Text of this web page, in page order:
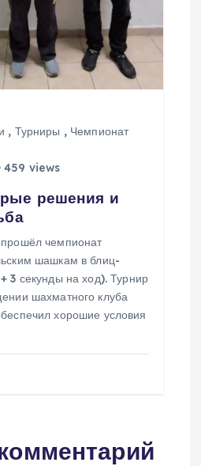
, Турниры , Чемпионат
459 views
решения и
чемпионат
шашкам в блиц-
3 секунды на ход). Турнир
шахматного клуба
хорошие условия